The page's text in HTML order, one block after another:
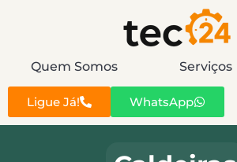
Quem Somos Serviços
Ligue Já! WhatsApp